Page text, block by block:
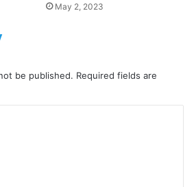
May 2, 2023
be published. Required fields are